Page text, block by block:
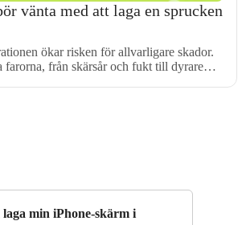
vänta med att laga en sprucken
ökar risken för allvarligare skador.
farorna, från skärsår och fukt till dyrare…
min iPhone-skärm i